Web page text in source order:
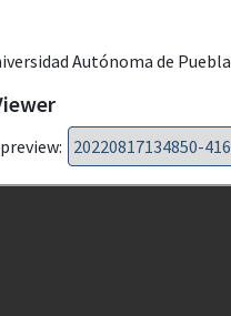
Autónoma de Puebla